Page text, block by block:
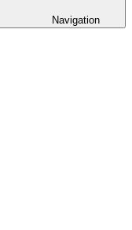
Navigation